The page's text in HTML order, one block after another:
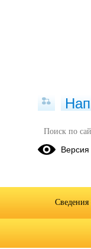
Окружная
Положение об
Сведения